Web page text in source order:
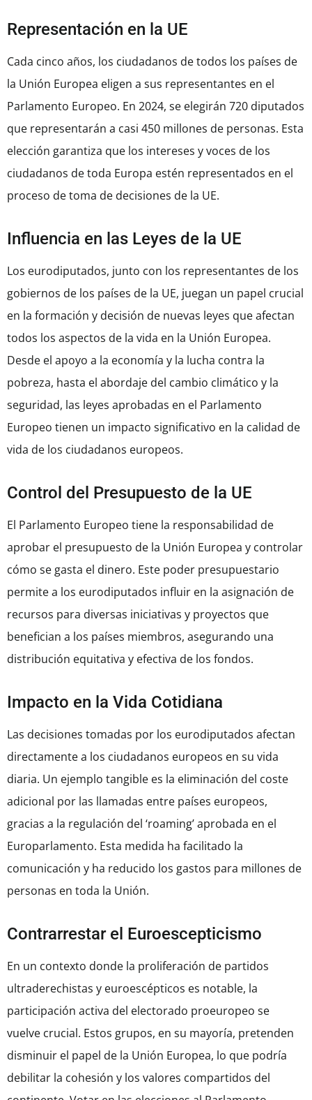
Representación en la UE
Cada cinco años, los ciudadanos de todos los países de
la Unión Europea eligen a sus representantes en el
Parlamento Europeo. En 2024, se elegirán 720 diputados
que representarán a casi 450 millones de personas. Esta
elección garantiza que los intereses y voces de los
ciudadanos de toda Europa estén representados en el
proceso de toma de decisiones de la UE.
Influencia en las Leyes de la UE
Los eurodiputados, junto con los representantes de los
gobiernos de los países de la UE, juegan un papel crucial
en la formación y decisión de nuevas leyes que afectan
todos los aspectos de la vida en la Unión Europea.
Desde el apoyo a la economía y la lucha contra la
pobreza, hasta el abordaje del cambio climático y la
seguridad, las leyes aprobadas en el Parlamento
Europeo tienen un impacto significativo en la calidad de
vida de los ciudadanos europeos.
Control del Presupuesto de la UE
El Parlamento Europeo tiene la responsabilidad de
aprobar el presupuesto de la Unión Europea y controlar
cómo se gasta el dinero. Este poder presupuestario
permite a los eurodiputados influir en la asignación de
recursos para diversas iniciativas y proyectos que
benefician a los países miembros, asegurando una
distribución equitativa y efectiva de los fondos.
Impacto en la Vida Cotidiana
Las decisiones tomadas por los eurodiputados afectan
directamente a los ciudadanos europeos en su vida
diaria. Un ejemplo tangible es la eliminación del coste
adicional por las llamadas entre países europeos,
gracias a la regulación del ‘roaming’ aprobada en el
Europarlamento. Esta medida ha facilitado la
comunicación y ha reducido los gastos para millones de
personas en toda la Unión.
Contrarrestar el Euroescepticismo
En un contexto donde la proliferación de partidos
ultraderechistas y euroescépticos es notable, la
participación activa del electorado proeuropeo se
vuelve crucial. Estos grupos, en su mayoría, pretenden
disminuir el papel de la Unión Europea, lo que podría
debilitar la cohesión y los valores compartidos del